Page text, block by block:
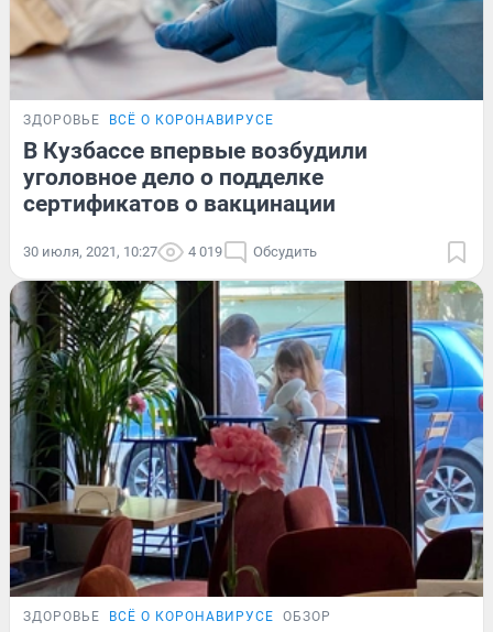
ЗДОРОВЬЕ ВСЁ О КОРОНАВИРУСЕ
В Кузбассе впервые возбудили
уголовное дело о подделке
сертификатов о вакцинации
30 июля, 2021, 10:27 4 019 Обсудить
ЗДОРОВЬЕ ВСЁ О КОРОНАВИРУСЕ ОБЗОР